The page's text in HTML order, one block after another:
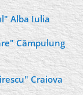
Alba Iulia
Câmpulung
Craiova